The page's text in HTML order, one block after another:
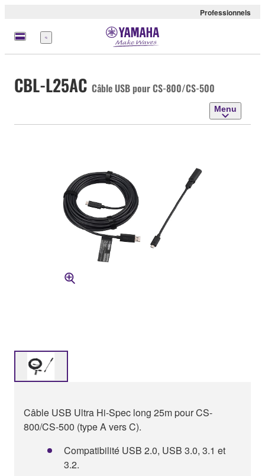
Professionnels
Menu
CBL-L25AC Câble USB pour CS-800/CS-500
Menu
Câble USB Ultra Hi-Spec long 25m pour CS-
800/CS-500 (type A vers C).
Compatibilité USB 2.0, USB 3.0, 3.1 et
3.2.